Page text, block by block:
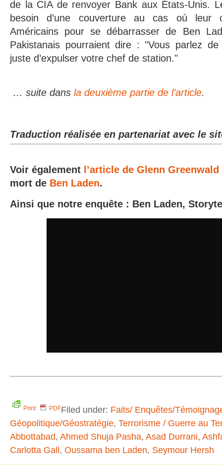
de la CIA de renvoyer Bank aux États-Unis.
besoin d’une couverture au cas où leur
Américains pour se débarrasser de Ben
Pakistanais pourraient dire : "Vous parlez
juste d’expulser votre chef de station."
… suite dans la deuxième partie de l’article.
Traduction réalisée en partenariat avec le
Voir également l’article de Glenn Greenwald
mort de Ben Laden.
Ainsi que notre enquête : Ben Laden,
Print PDFFiled under: Faits/ Enquêtes/
Géopolitique/Géostratégie, Terrorisme / Guerre au
Abbottabad, Ahmed Shuja Pasha, Asad Durrani,
Carlotta Gall, Oussama ben Laden, Seymour Hersh